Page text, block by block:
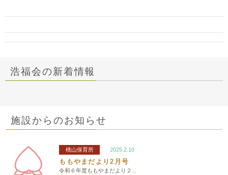
浩福会の新着情報
施設からのお知らせ
桃山保育所 2025.2.10
ももやまだより2月号
令和６年度ももやまだより２...